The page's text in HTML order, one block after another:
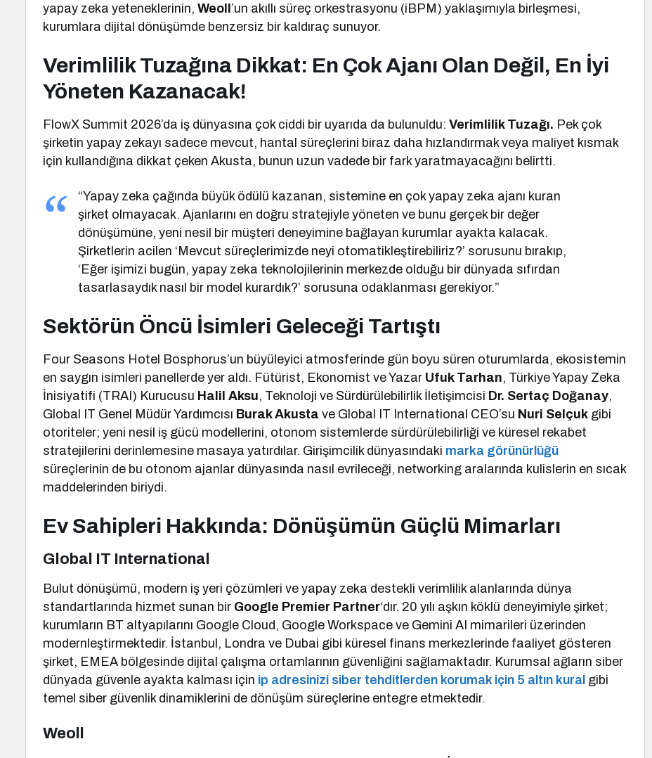
yapay zeka yeteneklerinin,Weoll’un akıllı süreç orkestrasyonu (iBPM) yaklaşımıyla birleşmesi,
kurumlara dijital dönüşümde benzersiz bir kaldıraç sunuyor.
Verimlilik Tuzağına Dikkat: En Çok Ajanı Olan Değil, En İyi
Yöneten Kazanacak!
FlowX Summit 2026’da iş dünyasına çok ciddi bir uyarıda da bulunuldu:Verimlilik Tuzağı. Pek çok
şirketin yapay zekayı sadece mevcut, hantal süreçlerini biraz daha hızlandırmak veya maliyet kısmak
için kullandığına dikkat çeken Akusta, bunun uzun vadede bir fark yaratmayacağını belirtti.
“Yapay zeka çağında büyük ödülü kazanan, sistemine en çok yapay zeka ajanı kuran
şirket olmayacak. Ajanlarını en doğru stratejiyle yöneten ve bunu gerçek bir değer
dönüşümüne, yeni nesil bir müşteri deneyimine bağlayan kurumlar ayakta kalacak.
Şirketlerin acilen ‘Mevcut süreçlerimizde neyi otomatikleştirebiliriz?’ sorusunu bırakıp,
‘Eğer işimizi bugün, yapay zeka teknolojilerinin merkezde olduğu bir dünyada sıfırdan
tasarlasaydık nasıl bir model kurardık?’ sorusuna odaklanması gerekiyor.”
Sektörün Öncü İsimleri Geleceği Tartıştı
Four Seasons Hotel Bosphorus’un büyüleyici atmosferinde gün boyu süren oturumlarda, ekosistemin
en saygın isimleri panellerde yer aldı. Fütürist, Ekonomist ve Yazar Ufuk Tarhan, Türkiye Yapay Zeka
İnisiyatifi (TRAI) Kurucusu Halil Aksu, Teknoloji ve Sürdürülebilirlik İletişimcisi Dr. Sertaç Doğanay,
Global IT Genel Müdür Yardımcısı Burak Akusta ve Global IT International CEO’su Nuri Selçuk gibi
otoriteler; yeni nesil iş gücü modellerini, otonom sistemlerde sürdürülebilirliği ve küresel rekabet
stratejilerini derinlemesine masaya yatırdılar. Girişimcilik dünyasındaki marka görünürlüğü
süreçlerinin de bu otonom ajanlar dünyasında nasıl evrileceği, networking aralarında kulislerin en sıcak
maddelerinden biriydi.
Ev Sahipleri Hakkında: Dönüşümün Güçlü Mimarları
Global IT International
Bulut dönüşümü, modern iş yeri çözümleri ve yapay zeka destekli verimlilik alanlarında dünya
standartlarında hizmet sunan bir Google Premier Partner‘dır. 20 yılı aşkın köklü deneyimiyle şirket;
kurumların BT altyapılarını Google Cloud, Google Workspace ve Gemini AI mimarileri üzerinden
modernleştirmektedir. İstanbul, Londra ve Dubai gibi küresel finans merkezlerinde faaliyet gösteren
şirket, EMEA bölgesinde dijital çalışma ortamlarının güvenliğini sağlamaktadır. Kurumsal ağların siber
dünyada güvenle ayakta kalması için ip adresinizi siber tehditlerden korumak için 5 altın kural gibi
temel siber güvenlik dinamiklerini de dönüşüm süreçlerine entegre etmektedir.
Weoll